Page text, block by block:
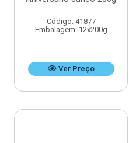
Código: 41877
Embalagem: 12x200g
Ver Preço